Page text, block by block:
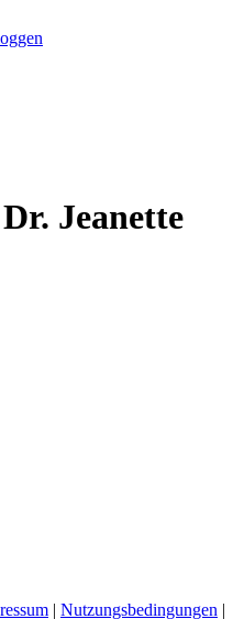
Jeanette
| Nutzungsbedingungen |